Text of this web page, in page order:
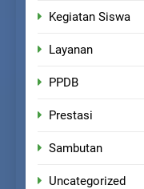
Kegiatan Siswa
Layanan
PPDB
Prestasi
Sambutan
Uncategorized